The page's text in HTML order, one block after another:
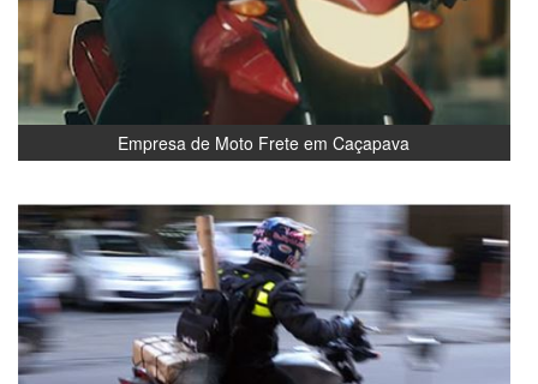
Empresa de Moto Frete em Caçapava